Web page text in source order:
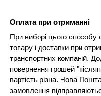
Оплата при отриманні
При виборі цього способу
товару і доставки при
транспортних компаній.
повернення грошей
вартість різна. Нова
замовлення